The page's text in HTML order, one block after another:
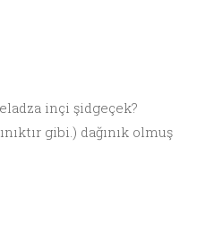
inçi şidgeçek?
gibi.) dağınık olmuş